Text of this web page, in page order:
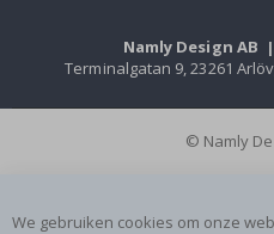
Namly Design AB |
Terminalgatan 9, 23261
© Namly
We gebruiken cookies om onze